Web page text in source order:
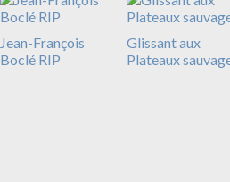
Jean-François
Boclé RIP
Glissant aux
Plateaux